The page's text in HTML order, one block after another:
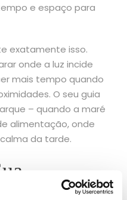
e espaço para
exatamente isso.
onde a luz incide
mais tempo quando
O seu guia
– quando a maré
alimentação, onde
da tarde.